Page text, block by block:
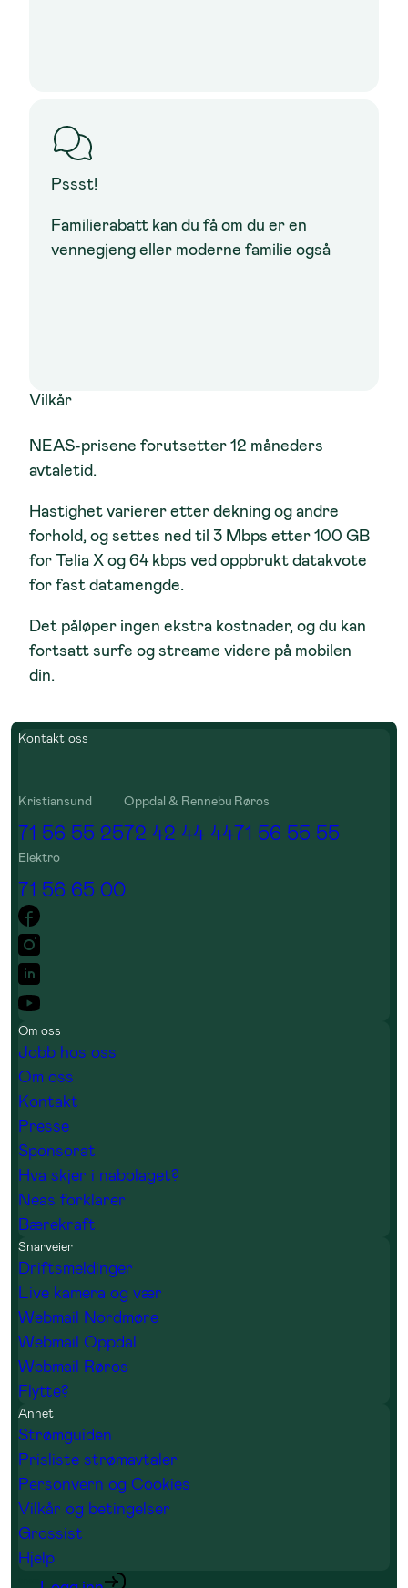
Pssst!
Familierabatt kan du få om du er en
vennegjeng eller moderne familie også
Vilkår
NEAS-prisene forutsetter 12 måneders
avtaletid.
Hastighet varierer etter dekning og andre
forhold, og settes ned til 3 Mbps etter 100 GB
for Telia X og 64 kbps ved oppbrukt datakvote
for fast datamengde.
Det påløper ingen ekstra kostnader, og du kan
fortsatt surfe og streame videre på mobilen
din.
Kontakt oss
Kristiansund
71 56 55 25
Oppdal & Rennebu
72 42 44 44
Røros
71 56 55 55
Elektro
71 56 65 00
Om oss
Jobb hos oss
Om oss
Kontakt
Presse
Sponsorat
Hva skjer i nabolaget?
Neas forklarer
Bærekraft
Snarveier
Driftsmeldinger
Live kamera og vær
Webmail Nordmøre
Webmail Oppdal
Webmail Røros
Flytte?
Annet
Strømguiden
Prisliste strømavtaler
Personvern og Cookies
Vilkår og betingelser
Grossist
Hjelp